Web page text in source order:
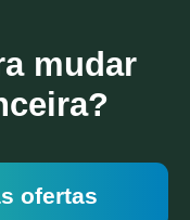
mudar
ofertas